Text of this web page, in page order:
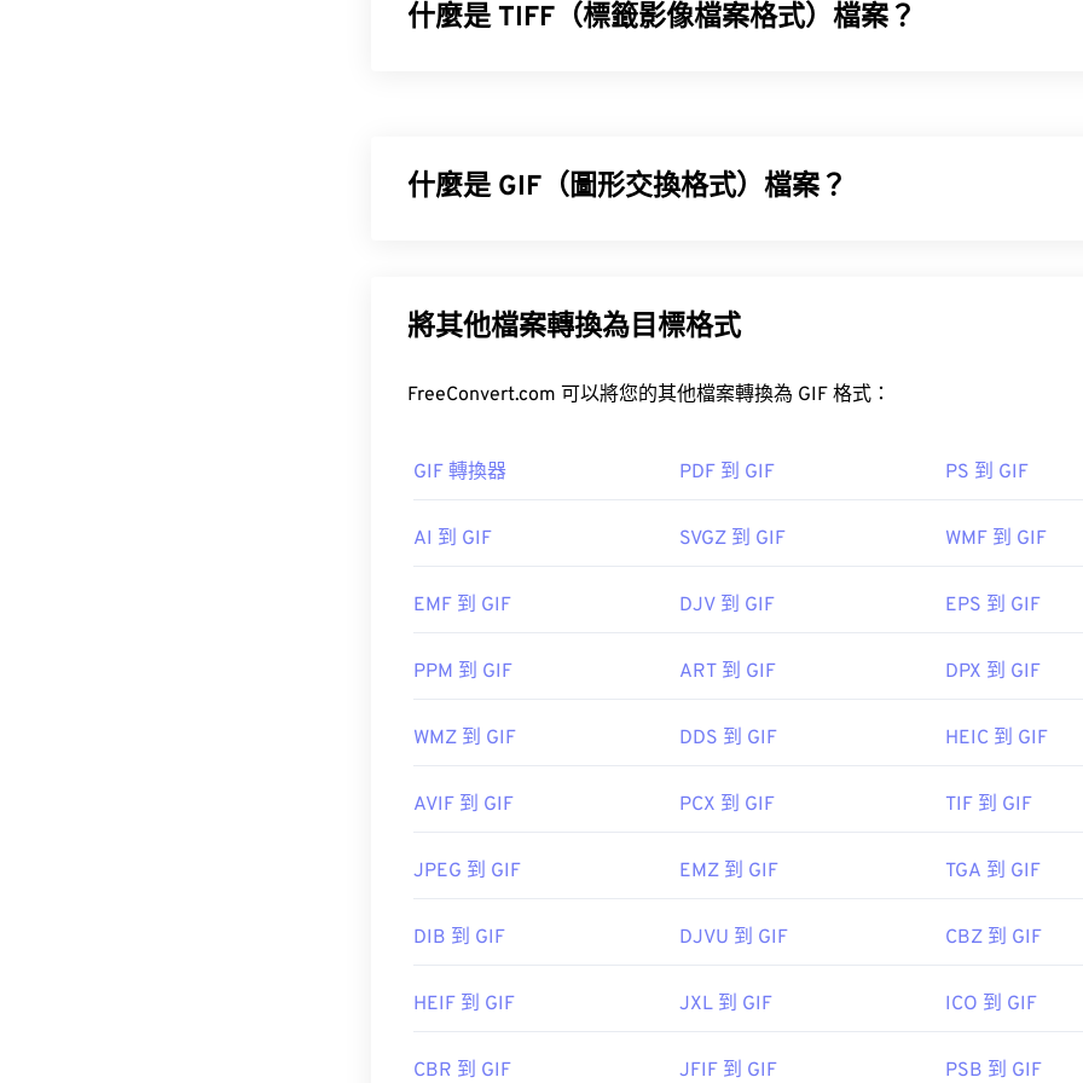
什麼是 TIFF（標籤影像檔案格式）檔案？
Preview。
TIFF 轉 JPG
其他替代程序包括 、GNU 影像處理程序 (
sdid=KKQIN&mv=search&kw=photoshop&
target="_blank">Photoshop
，以及 ACDSee
也可用於開啟和處理 TIFF 檔案。
初始發布：1986
https://www.adobe.com/creativecloud/file-types/image/raster/tiff-file.html
什麼是 GIF（圖形交換格式）檔案？
GIF 最常見的用途是以動畫形式出現在廣告、社群媒體上的情緒回覆和表情符
如何開啟 GIF 檔案？
幾乎所有網頁瀏覽器都支援 GIF，這使其比其他圖像格式（例如 PNG）更具優勢
Adobe Photoshop
utm_source=bing&utm_medium=cpc&utm_term=
target="_blank">NXT Pro
將其他檔案轉換為目標格式
FreeConvert.com 可以將您的其他檔案轉換為 GIF 格式：
GIF 轉換器 PDF 到 GIF PS 到 GIF
AI 到 GIF SVGZ 到 GIF WMF 到 GIF
EMF 到 GIF DJV 到 GIF EPS 到 GIF
PPM 到 GIF ART 到 GIF DPX 到 GIF
WMZ 到 GIF DDS 到 GIF HEIC 到 GIF
AVIF 到 GIF PCX 到 GIF TIF 到 GIF
JPEG 到 GIF EMZ 到 GIF TGA 到 GIF
DIB 到 GIF DJVU 到 GIF CBZ 到 GIF
HEIF 到 GIF JXL 到 GIF ICO 到 GIF
CBR 到 GIF JFIF 到 GIF PSB 到 GIF